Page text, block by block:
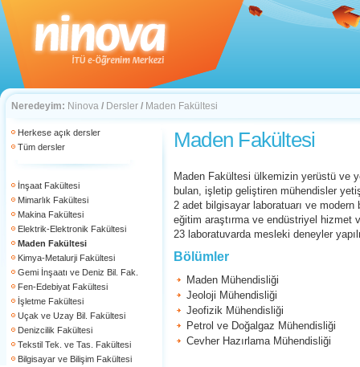
Neredeyim: Ninova / Dersler / Maden Fakültesi
Herkese açık dersler
Tüm dersler
İnşaat Fakültesi
Mimarlık Fakültesi
Makina Fakültesi
Elektrik-Elektronik Fakültesi
Maden Fakültesi
Kimya-Metalurji Fakültesi
Gemi İnşaatı ve Deniz Bil. Fak.
Fen-Edebiyat Fakültesi
İşletme Fakültesi
Uçak ve Uzay Bil. Fakültesi
Denizcilik Fakültesi
Tekstil Tek. ve Tas. Fakültesi
Bilgisayar ve Bilişim Fakültesi
Maden Fakültesi
Maden Fakültesi ülkemizin yerüstü ve
bulan, işletip geliştiren mühendisler
2 adet bilgisayar laboratuarı ve modern
eğitim araştırma ve endüstriyel hizmet
23 laboratuvarda mesleki deneyler
Bölümler
Maden Mühendisliği
Jeoloji Mühendisliği
Jeofizik Mühendisliği
Petrol ve Doğalgaz Mühendisliği
Cevher Hazırlama Mühendisliği